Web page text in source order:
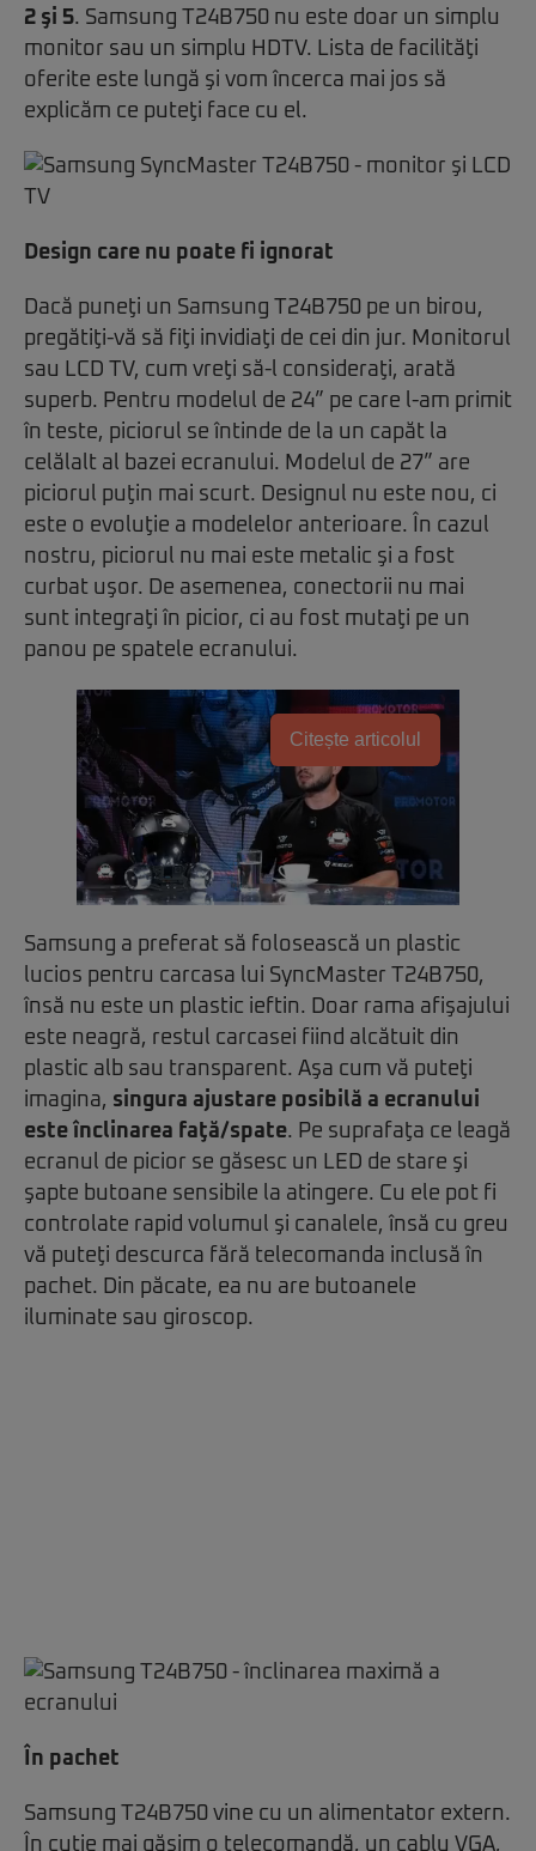
2 şi 5. Samsung T24B750 nu este doar un simplu
monitor sau un simplu HDTV. Lista de facilităţi
oferite este lungă şi vom încerca mai jos să
explicăm ce puteţi face cu el.
Design care nu poate fi ignorat
Dacă puneţi un Samsung T24B750 pe un birou,
pregătiţi-vă să fiţi invidiaţi de cei din jur. Monitorul
sau LCD TV, cum vreţi să-l consideraţi, arată
superb. Pentru modelul de 24” pe care l-am primit
în teste, piciorul se întinde de la un capăt la
celălalt al bazei ecranului. Modelul de 27” are
piciorul puţin mai scurt. Designul nu este nou, ci
este o evoluţie a modelelor anterioare. În cazul
nostru, piciorul nu mai este metalic şi a fost
curbat uşor. De asemenea, conectorii nu mai
sunt integraţi în picior, ci au fost mutaţi pe un
panou pe spatele ecranului.
Citește articolul
Samsung a preferat să folosească un plastic
lucios pentru carcasa lui SyncMaster T24B750,
însă nu este un plastic ieftin. Doar rama afişajului
este neagră, restul carcasei fiind alcătuit din
plastic alb sau transparent. Aşa cum vă puteţi
imagina, singura ajustare posibilă a ecranului
este înclinarea faţă/spate. Pe suprafaţa ce leagă
ecranul de picior se găsesc un LED de stare şi
şapte butoane sensibile la atingere. Cu ele pot fi
controlate rapid volumul şi canalele, însă cu greu
vă puteţi descurca fără telecomanda inclusă în
pachet. Din păcate, ea nu are butoanele
iluminate sau giroscop.
În pachet
Samsung T24B750 vine cu un alimentator extern.
În cutie mai găsim o telecomandă, un cablu VGA,